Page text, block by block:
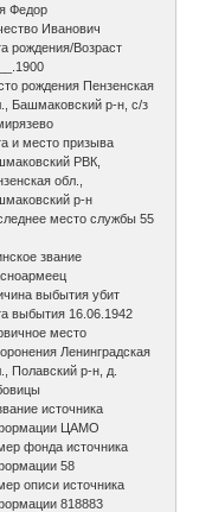
Федор
Иванович
рождения/Возраст
рождения Пензенская
Башмаковский р-н, с/з
и место призыва
РВК,
обл.,
р-н
место службы 55
звание
выбытия убит
выбытия 16.06.1942
место
Ленинградская
Полавский р-н, д.
источника
ЦАМО
фонда источника
58
описи источника
818883